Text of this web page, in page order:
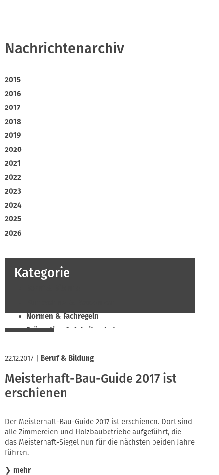
Nachrichtenarchiv
2015
2016
2017
2018
2019
2020
2021
2022
2023
2024
2025
2026
Kategorie
Normen & Fachregeln
Prävention & Arbeitsschutz
Soziales & Tarifpolitik
Verband & Innungen
Innung
22.12.2017 Beruf & Bildung
Meisterhaft-Bau-Guide 2017 ist
erschienen
Der Meisterhaft-Bau-Guide 2017 ist erschienen. Dort sind
alle Zimmereien und Holzbaubetriebe aufgeführt, die
das Meisterhaft-Siegel nun für die nächsten beiden Jahre
führen.
❯ mehr